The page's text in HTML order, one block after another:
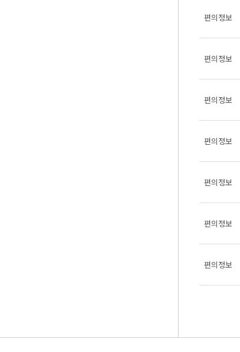
편의정보
편의정보
편의정보
편의정보
편의정보
편의정보
편의정보